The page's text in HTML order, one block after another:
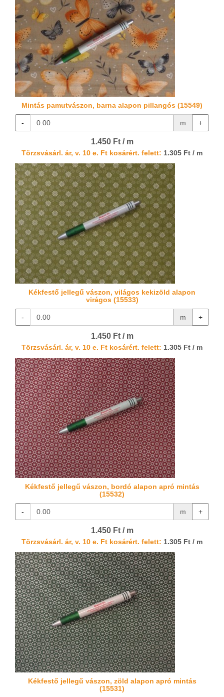
Mintás pamutvászon, barna alapon pillangós (15549)
- m +
1.450 Ft / m
Törzsvásárl. ár, v. 10 e. Ft kosárért. felett: 1.305 Ft / m
Kékfestő jellegű vászon, világos kekizöld alapon
virágos (15533)
- m +
1.450 Ft / m
Törzsvásárl. ár, v. 10 e. Ft kosárért. felett: 1.305 Ft / m
Kékfestő jellegű vászon, bordó alapon apró mintás
(15532)
- m +
1.450 Ft / m
Törzsvásárl. ár, v. 10 e. Ft kosárért. felett: 1.305 Ft / m
Kékfestő jellegű vászon, zöld alapon apró mintás
(15531)